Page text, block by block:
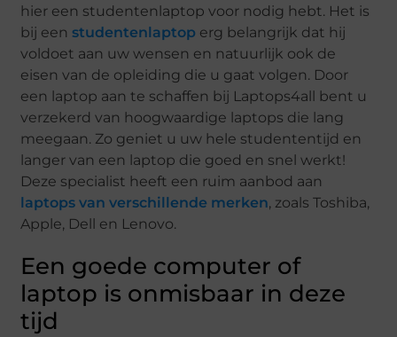
hier een studentenlaptop voor nodig hebt. Het is
bij eenstudentenlaptop erg belangrijk dat hij
voldoet aan uw wensen en natuurlijk ook de
eisen van de opleiding die u gaat volgen. Door
een laptop aan te schaffen bij Laptops4all bent u
verzekerd van hoogwaardige laptops die lang
meegaan. Zo geniet u uw hele studententijd en
langer van een laptop die goed en snel werkt!
Deze specialist heeft een ruim aanbod aan
laptops van verschillende merken, zoals Toshiba,
Apple, Dell en Lenovo.
Een goede computer of
laptop is onmisbaar in deze
tijd